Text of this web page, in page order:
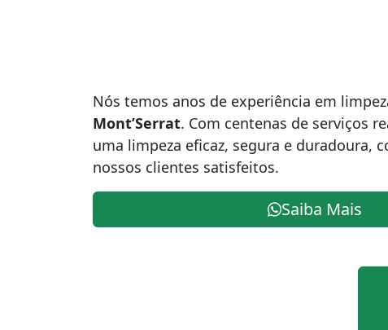
Nós temos anos de experiência em
Mont’Serrat. Com centenas de serviços
uma limpeza eficaz, segura e duradoura,
nossos clientes satisfeitos.
Saiba Mais